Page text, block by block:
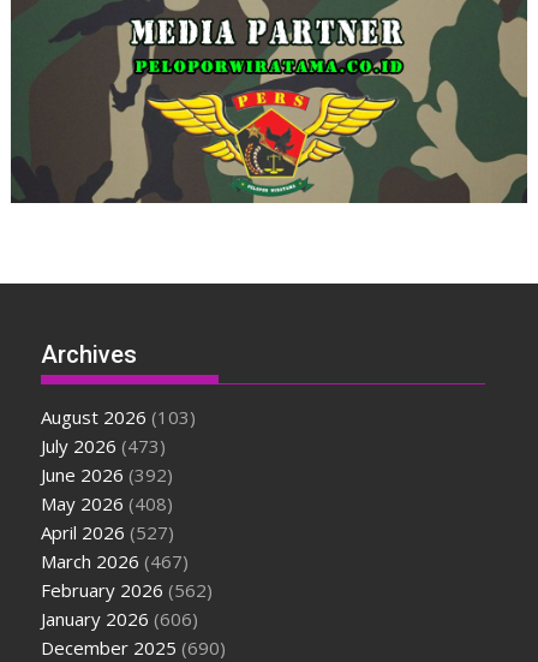
Archives
August 2026 (103)
July 2026 (473)
June 2026 (392)
May 2026 (408)
April 2026 (527)
March 2026 (467)
February 2026 (562)
January 2026 (606)
December 2025 (690)